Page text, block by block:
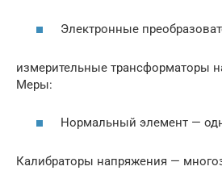
Электронные
измерительные трансформаторы
Меры:
Нормальный элемент —
Калибраторы напряжения —